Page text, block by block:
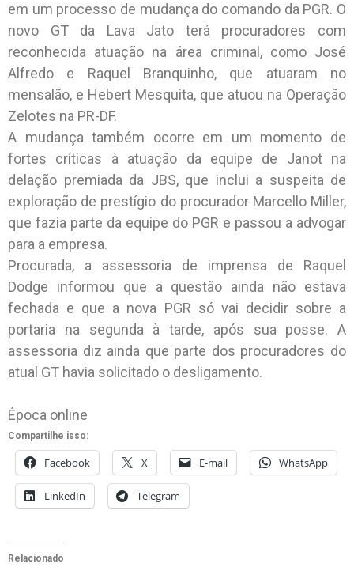
em um processo de mudança do comando da PGR. O
novo GT da Lava Jato terá procuradores com
reconhecida atuação na área criminal, como José
Alfredo e Raquel Branquinho, que atuaram no
mensalão, e Hebert Mesquita, que atuou na Operação
Zelotes na PR-DF.
A mudança também ocorre em um momento de
fortes críticas à atuação da equipe de Janot na
delação premiada da JBS, que inclui a suspeita de
exploração de prestígio do procurador Marcello Miller,
que fazia parte da equipe do PGR e passou a advogar
para a empresa.
Procurada, a assessoria de imprensa de Raquel
Dodge informou que a questão ainda não estava
fechada e que a nova PGR só vai decidir sobre a
portaria na segunda à tarde, após sua posse. A
assessoria diz ainda que parte dos procuradores do
atual GT havia solicitado o desligamento.
Época online
Compartilhe isso:
Facebook X E-mail WhatsApp
LinkedIn Telegram
Relacionado